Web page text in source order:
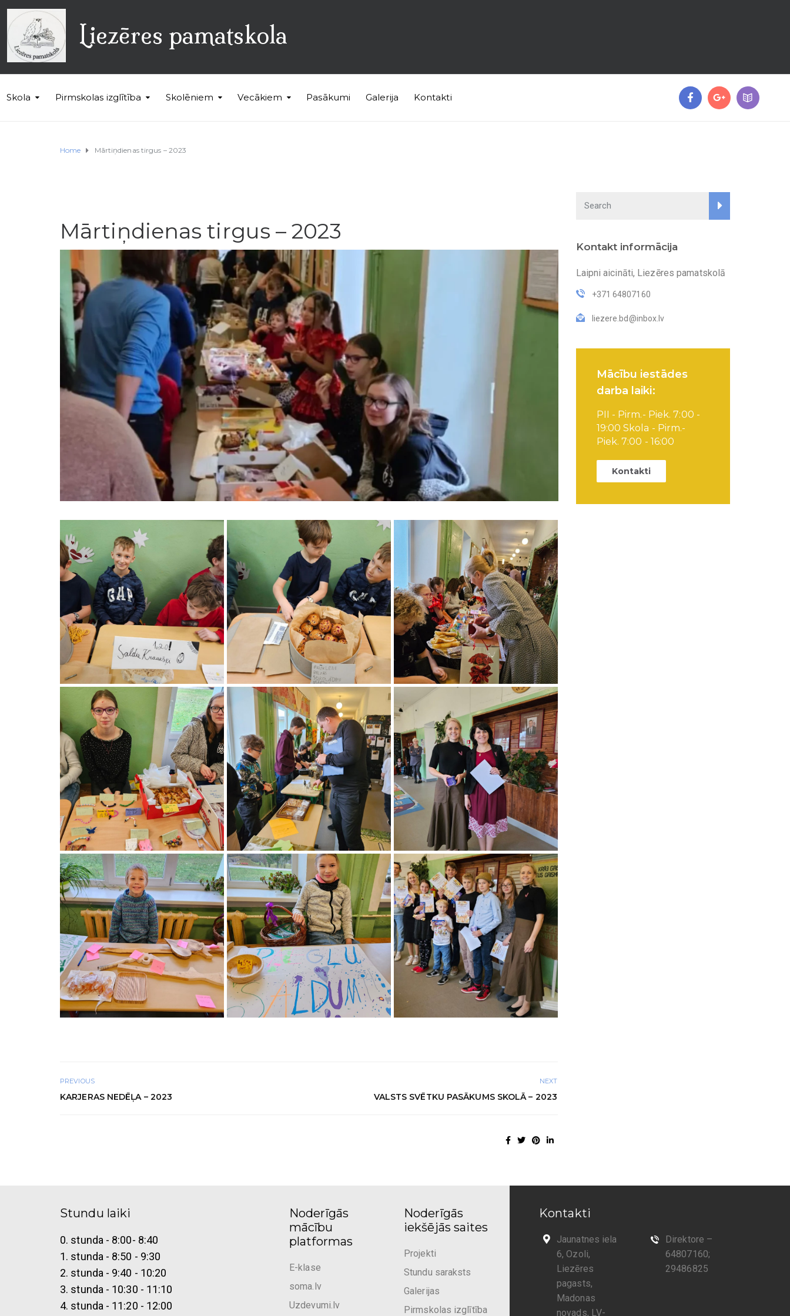
Liezēres pamatskola
Skola Pirmskolas izglītība Skolēniem Vecākiem Pasākumi Galerija Kontakti
Home Mārtiņdienas tirgus – 2023
Mārtiņdienas tirgus – 2023
PREVIOUS
KARJERAS NEDĒĻA – 2023
NEXT
VALSTS SVĒTKU PASĀKUMS SKOLĀ – 2023
Kontakt informācija
Laipni aicināti, Liezēres pamatskolā
+371 64807160
liezere.bd@inbox.lv
Mācību iestādes
darba laiki:
PII - Pirm.- Piek. 7:00 -
19:00 Skola - Pirm.-
Piek. 7:00 - 16:00
Kontakti
Stundu laiki
0. stunda - 8:00- 8:40
1. stunda - 8:50 - 9:30
2. stunda - 9:40 - 10:20
3. stunda - 10:30 - 11:10
4. stunda - 11:20 - 12:00
Noderīgās
mācību
platformas
E-klase
soma.lv
Uzdevumi.lv
Noderīgās
iekšējās saites
Projekti
Stundu saraksts
Galerijas
Pirmskolas izglītība
Kontakti
Jaunatnes iela
6, Ozoli,
Liezēres
pagasts,
Madonas
novads, LV-
Direktore –
64807160;
29486825